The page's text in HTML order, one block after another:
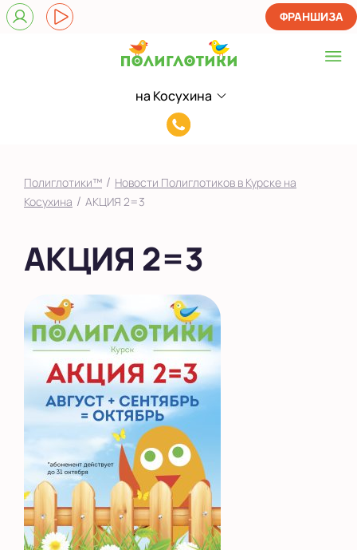
на Косухина
Выберите центр
на Косухина
Выбрать другой город
8(920)705-
ФРАНШИЗА
Полиглотики™ / Новости Полиглотиков в Курске на
Косухина / АКЦИЯ 2=3
АКЦИЯ 2=3